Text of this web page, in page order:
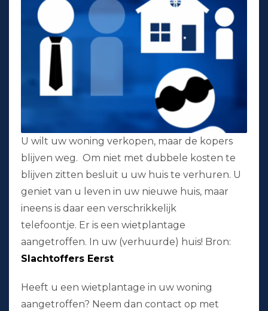
U wilt uw woning verkopen, maar de kopers
blijven weg. Om niet met dubbele kosten te
blijven zitten besluit u uw huis te verhuren. U
geniet van u leven in uw nieuwe huis, maar
ineens is daar een verschrikkelijk
telefoontje. Er is een wietplantage
aangetroffen. In uw (verhuurde) huis! Bron:
Slachtoffers Eerst
Heeft u een wietplantage in uw woning
aangetroffen? Neem dan contact op met